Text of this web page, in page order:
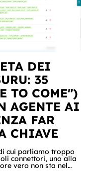
DEI
35
TO COME")
AGENTE AI
FAR
CHIAVE
cui parliamo troppo
vero non sta nel